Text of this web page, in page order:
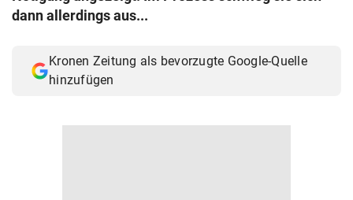
© Krone Multimedia GmbH & Co KG 2026
dann allerdings aus...
Kronen Zeitung als bevorzugte Google-Quelle
hinzufügen